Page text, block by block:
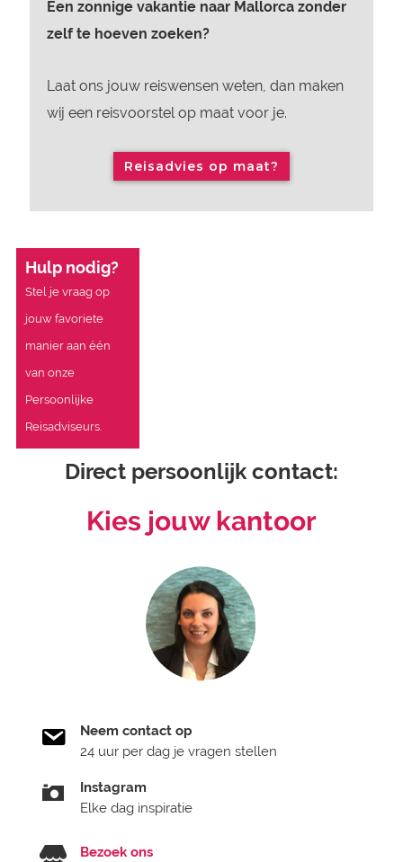
Een zonnige vakantie naar Mallorca zonder
zelf te hoeven zoeken?
Laat ons jouw reiswensen weten, dan maken
wij een reisvoorstel op maat voor je.
Reisadvies op maat?
Hulp nodig?
Stel je vraag op
jouw favoriete
manier aan één
van onze
Persoonlijke
Reisadviseurs.
Direct persoonlijk contact:
Kies jouw kantoor
Neem contact op
24 uur per dag je vragen stellen
Instagram
Elke dag inspiratie
Bezoek ons